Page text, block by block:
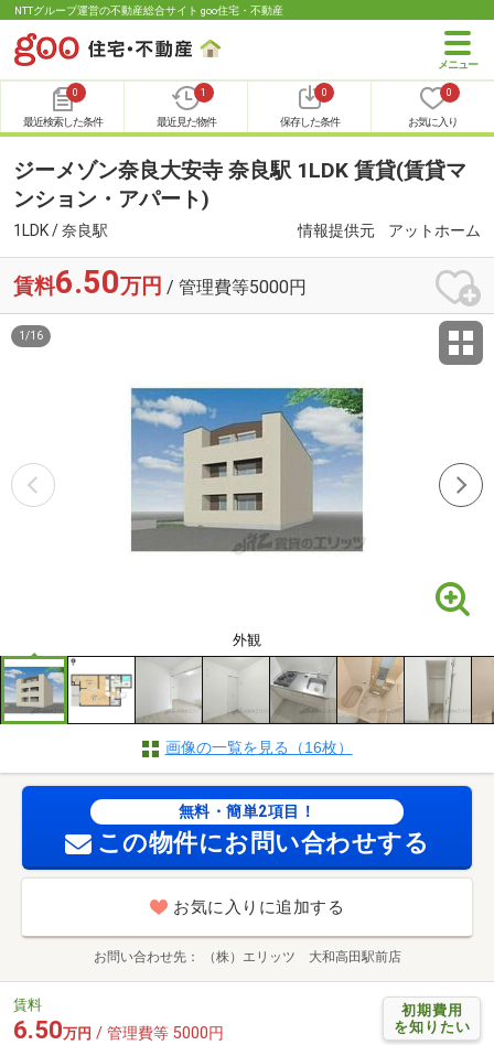
NTTグループ運営の不動産総合サイト goo住宅・不動産
0
最近検索した条件
1
最近見た物件
0
保存した条件
0
お気に入り
ジーメゾン奈良大安寺 奈良駅 1LDK 賃貸(賃貸マ
ンション・アパート)
1LDK / 奈良駅 情報提供元 アットホーム
賃料6.50万円 / 管理費等5000円
外観
1 /16
画像の一覧を見る（16枚）
無料・簡単2項目！
この物件にお問い合わせする
お気に入りに追加する
お問い合わせ先 （株）エリッツ 大和高田駅前店
初期費用
を知りたい
賃料
6.50万円 / 管理費等 5000円